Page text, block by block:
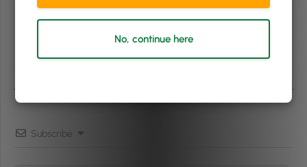
Subscribe
No, continue here